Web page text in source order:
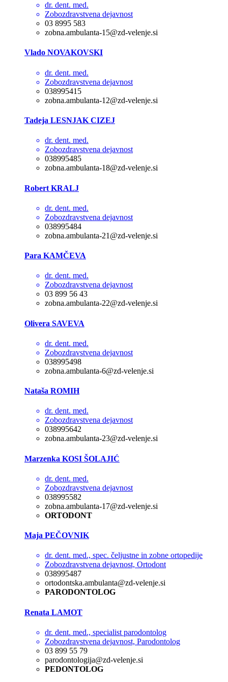
dr. dent. med.
Zobozdravstvena dejavnost
03 8995 583
zobna.ambulanta-15@zd-velenje.si
Vlado NOVAKOVSKI
dr. dent. med.
Zobozdravstvena dejavnost
038995415
zobna.ambulanta-12@zd-velenje.si
Tadeja LESNJAK CIZEJ
dr. dent. med.
Zobozdravstvena dejavnost
038995485
zobna.ambulanta-18@zd-velenje.si
Robert KRALJ
dr. dent. med.
Zobozdravstvena dejavnost
038995484
zobna.ambulanta-21@zd-velenje.si
Para KAMČEVA
dr. dent. med.
Zobozdravstvena dejavnost
03 899 56 43
zobna.ambulanta-22@zd-velenje.si
Olivera SAVEVA
dr. dent. med.
Zobozdravstvena dejavnost
038995498
zobna.ambulanta-6@zd-velenje.si
Nataša ROMIH
dr. dent. med.
Zobozdravstvena dejavnost
038995642
zobna.ambulanta-23@zd-velenje.si
Marzenka KOSI ŠOLAJIĆ
dr. dent. med.
Zobozdravstvena dejavnost
038995582
zobna.ambulanta-17@zd-velenje.si
ORTODONT
Maja PEČOVNIK
dr. dent. med., spec. čeljustne in zobne ortopedije
Zobozdravstvena dejavnost, Ortodont
038995487
ortodontska.ambulanta@zd-velenje.si
PARODONTOLOG
Renata LAMOT
dr. dent. med., specialist parodontolog
Zobozdravstvena dejavnost, Parodontolog
03 899 55 79
parodontologija@zd-velenje.si
PEDONTOLOG